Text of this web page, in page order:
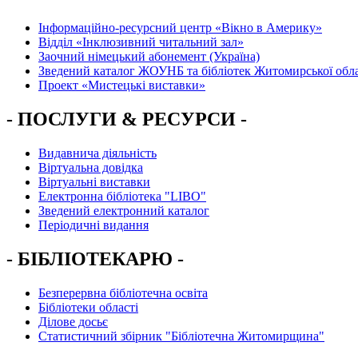
Інформаційно-ресурсний центр «Вікно в Америку»
Вiддiл «Інклюзивний читальний зал»
Заочний німецький абонемент (Україна)
Зведений каталог ЖОУНБ та бібліотек Житомирської
Проект «Мистецькі виставки»
- ПОСЛУГИ & РЕСУРСИ -
Видавнича діяльність
Віртуальна довідка
Віртуальні виставки
Електронна бібліотека "LIBO"
Зведений електронний каталог
Періодичні видання
- БІБЛІОТЕКАРЮ -
Безперервна бібліотечна освіта
Бібліотеки області
Ділове досьє
Статистичний збірник "Бібліотечна Житомирщина"